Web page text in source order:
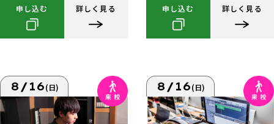
申し込む 詳しく見る 申し込む 詳しく見る
8/16(日) 8/16(日)